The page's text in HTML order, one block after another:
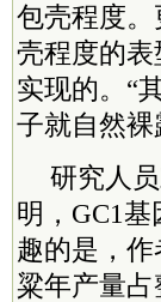
包壳程度
壳程度的
实现的。“
子就自然裸
研究人
明，GC1
趣的是，
粱年产量